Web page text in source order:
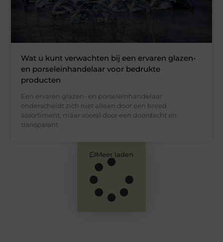
Wat u kunt verwachten bij een ervaren glazen-
en porseleinhandelaar voor bedrukte
producten
Een ervaren glazen- en porseleinhandelaar
onderscheidt zich niet alleen door een breed
assortiment, maar vooral door een doordacht en
transparant
Meer laden